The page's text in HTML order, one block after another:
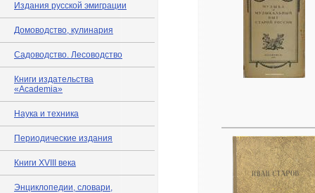
Издания русской эмиграции
Домоводство, кулинария
Садоводство. Лесоводство
Книги издательства
«Academia»
Наука и техника
Периодические издания
Книги XVIII века
Энциклопедии, словари,